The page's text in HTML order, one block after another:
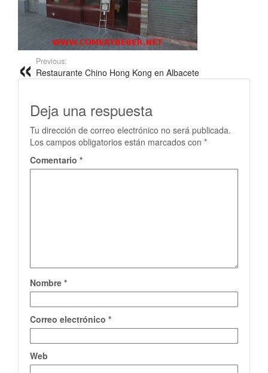
Previous:
Restaurante Chino Hong Kong en Albacete
Deja una respuesta
Tu dirección de correo electrónico no será publicada.
Los campos obligatorios están marcados con *
Comentario *
Nombre *
Correo electrónico *
Web